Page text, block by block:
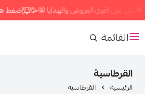
على اقوى العروض والهدايا 🤩🥳 إضغط
القائمة
القرطاسية
الرئيسية
القرطاسية